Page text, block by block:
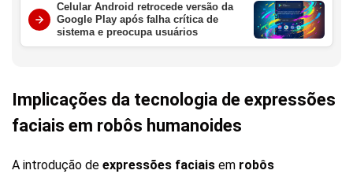
Celular Android retrocede versão da
Google Play após falha crítica de
sistema e preocupa usuários
Implicações da tecnologia de expressões
faciais em robôs humanoides
A introdução de expressões faciais em robôs